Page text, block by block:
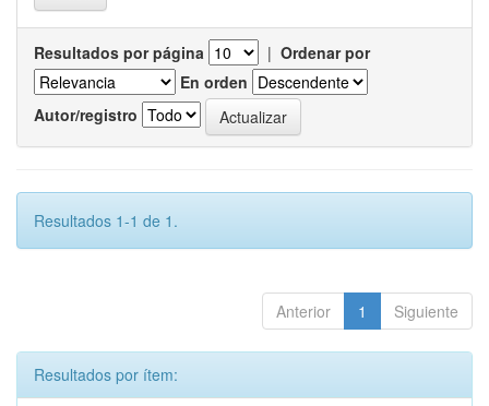
Resultados por página | Ordenar por
En orden
Autor/registro
Resultados 1-1 de 1.
Anterior 1 Siguiente
Resultados por ítem: